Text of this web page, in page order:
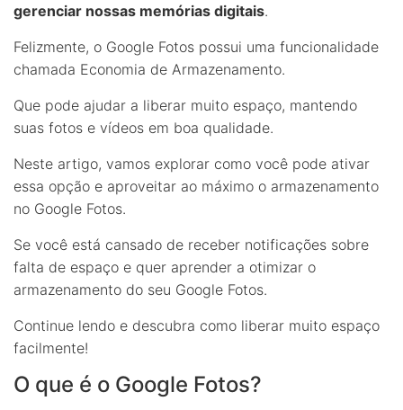
gerenciar nossas memórias digitais.
Felizmente, o Google Fotos possui uma funcionalidade
chamada Economia de Armazenamento.
Que pode ajudar a liberar muito espaço, mantendo
suas fotos e vídeos em boa qualidade.
Neste artigo, vamos explorar como você pode ativar
essa opção e aproveitar ao máximo o armazenamento
no Google Fotos.
Se você está cansado de receber notificações sobre
falta de espaço e quer aprender a otimizar o
armazenamento do seu Google Fotos.
Continue lendo e descubra como liberar muito espaço
facilmente!
O que é o Google Fotos?